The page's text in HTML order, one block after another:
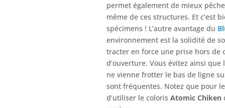
permet également de mieux
même de ces structures. Et c’est
spécimens ! L’autre avantage du
environnement est la solidité de
tracter en force une prise hors de
d’ouverture. Vous évitez ainsi
ne vienne frotter le bas de ligne
sont fréquentes. Notez que pour
d’utiliser le coloris Atomic Chiken